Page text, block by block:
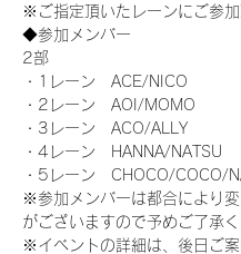
※ご指定頂いたレーンにご参加
◆参加メンバー
2部
・1レーン　ACE/NICO
・2レーン　AOI/MOMO
・3レーン　ACO/ALLY
・4レーン　HANNA/NATSU
・5レーン　CHOCO/COCO/
※参加メンバーは都合により
がございますので予めご了承く
※イベントの詳細は、後日ご